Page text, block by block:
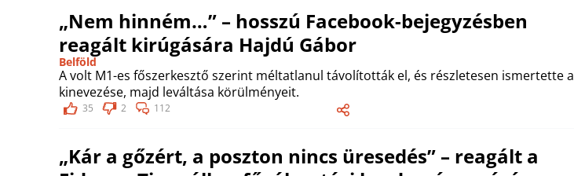
„Nem hinném…” – hosszú Facebook-bejegyzésben
reagált kirúgására Hajdú Gábor
Belföld
A volt M1-es főszerkesztő szerint méltatlanul távolították el, és részletesen ismertette a
kinevezése, majd leváltása körülményeit.
35 2 112
„Kár a gőzért, a poszton nincs üresedés” – reagált a